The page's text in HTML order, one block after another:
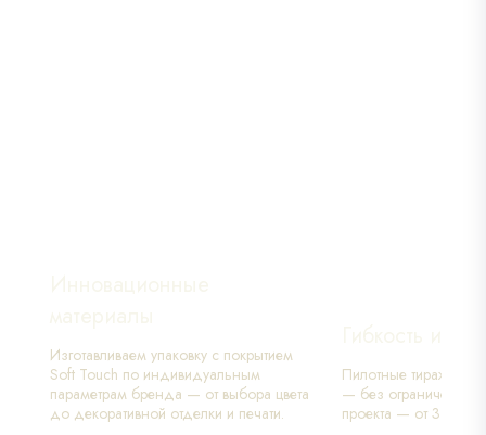
Изготавливаем упаковку с покрытием
Soft Touch по индивидуальным
параметрам бренда — от выбора цвета
до декоративной отделки и печати.
Пилотные тиражи от
— без ограничений.
проекта — от 3